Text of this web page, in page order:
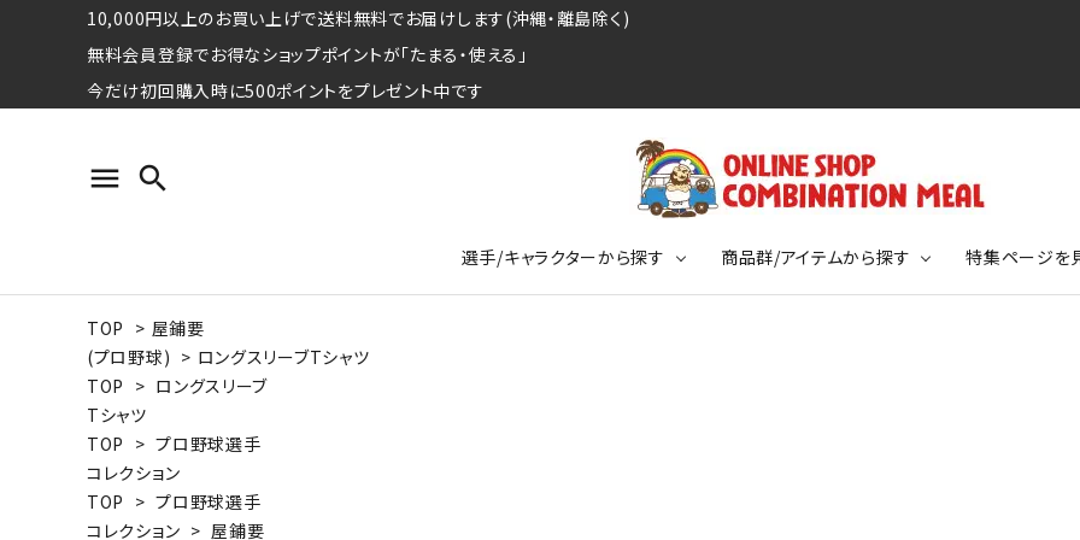
10,000円以上のお買い上げで送料無料でお届けします(沖縄・離島除く)
無料会員登録でお得なショップポイントが「たまる・使える」
今だけ初回購入時に500ポイントをプレゼント中です
menu search
選手/キャラクターから探す
プロ野球選手コレクション
日本プロサッカー選手会シリーズ
水泳競技選手コレクション
商品群/アイテムから探す
Tシャツ
パーカー
期間限定販売アイテム
特集ページを
特集ページ
ウォーレン･クロマティ
特集ページ
競走馬コレクション
TOP > 屋鋪要
(プロ野球) > ロングスリーブTシャツ
TOP > ロングスリーブ
Tシャツ
TOP > プロ野球選手
コレクション
TOP > プロ野球選手
コレクション > 屋鋪要